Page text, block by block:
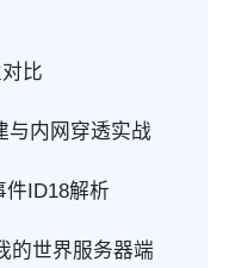
比
与内网穿透实战
件ID18解析
的世界服务器端